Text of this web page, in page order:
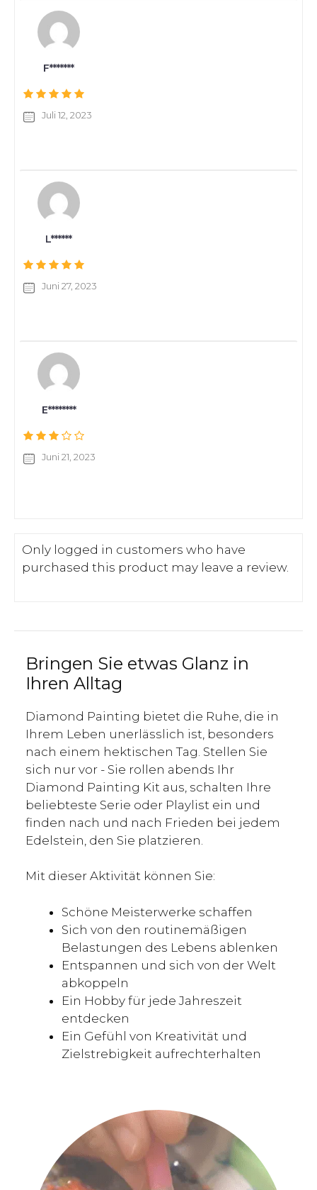
F*******
Juli 12, 2023
L******
Juni 27, 2023
E********
Juni 21, 2023
Only logged in customers who have
purchased this product may leave a review.
Bringen Sie etwas Glanz in
Ihren Alltag
Diamond Painting bietet die Ruhe, die in
Ihrem Leben unerlässlich ist, besonders
nach einem hektischen Tag. Stellen Sie
sich nur vor - Sie rollen abends Ihr
Diamond Painting Kit aus, schalten Ihre
beliebteste Serie oder Playlist ein und
finden nach und nach Frieden bei jedem
Edelstein, den Sie platzieren.
Mit dieser Aktivität können Sie:
Schöne Meisterwerke schaffen
Sich von den routinemäßigen
Belastungen des Lebens ablenken
Entspannen und sich von der Welt
abkoppeln
Ein Hobby für jede Jahreszeit
entdecken
Ein Gefühl von Kreativität und
Zielstrebigkeit aufrechterhalten